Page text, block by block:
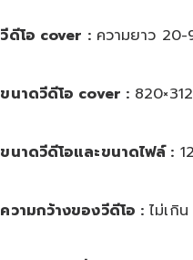
วีดีโอ cover :ความยาว 20-
ขนาดวีดีโอ cover :
ขนาดวีดีโอและขนาดไฟล์ :
ความกว้างของวีดีโอ : ไม่เกิ